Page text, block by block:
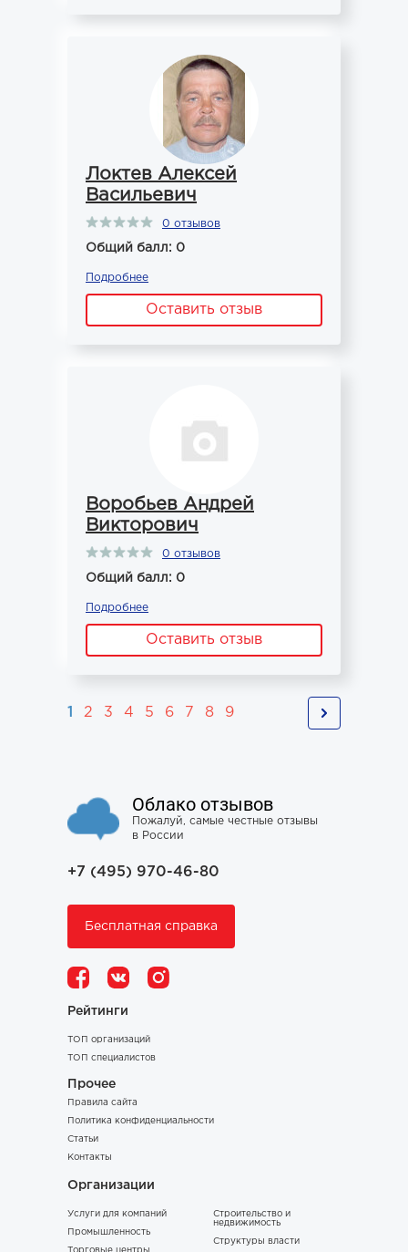
Локтев Алексей
Васильевич
0 отзывов
Общий балл: 0
Подробнее
Оставить отзыв
Воробьев Андрей
Викторович
0 отзывов
Общий балл: 0
Подробнее
Оставить отзыв
1 2 3 4 5 6 7 8 9
Облако отзывов
Пожалуй, самые честные отзывы
в России
+7 (495) 970-46-80
Бесплатная справка
Рейтинги
ТОП организаций
ТОП специалистов
Прочее
Правила сайта
Политика конфиденциальности
Статьи
Контакты
Организации
Услуги для компаний
Промышленность
Строительство и
недвижимость
Структуры власти